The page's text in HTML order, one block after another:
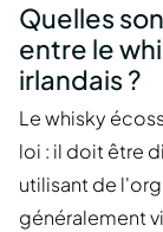
Quelles
entre le
irlandais ?
Le whisky
loi : il doit être
utilisant de
généralement